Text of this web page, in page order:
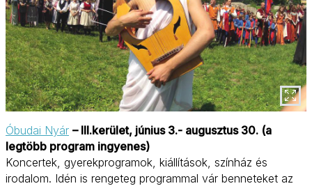
Óbudai Nyár – III.kerület, június 3.- augusztus 30. (a
legtöbb program ingyenes)
Koncertek, gyerekprogramok, kiállítások, színház és
irodalom. Idén is rengeteg programmal vár benneteket az